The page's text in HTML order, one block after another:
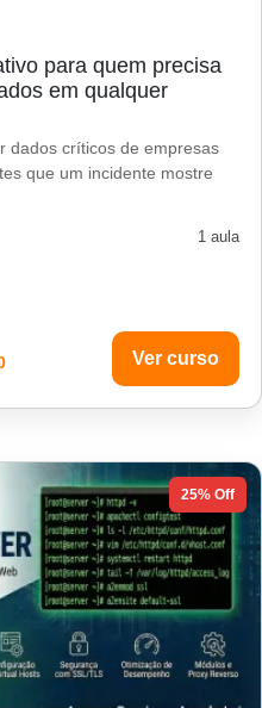
para quem precisa
em qualquer
dados críticos de empresas
que um incidente mostre
1 aula
Ver curso
25% Off